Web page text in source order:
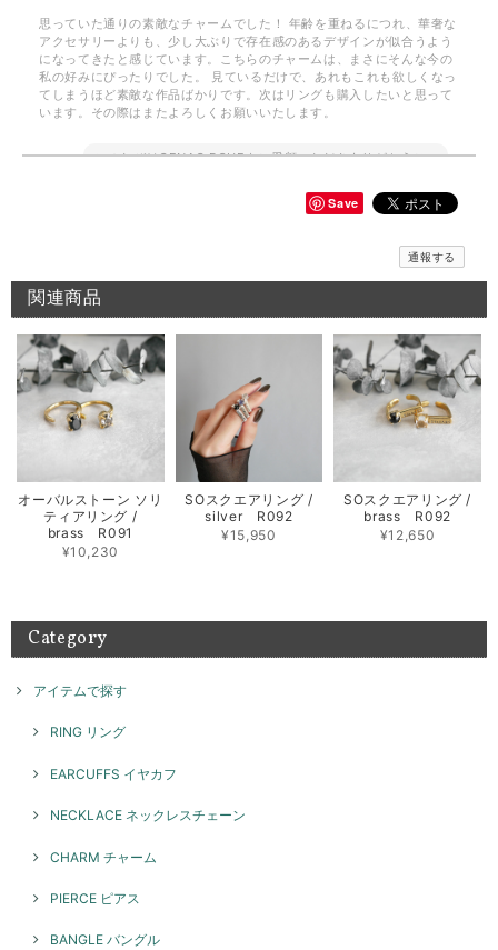
思っていた通りの素敵なチャームでした！ 年齢を重ねるにつれ、華奢な
アクセサリーよりも、少し大ぶりで存在感のあるデザインが似合うよう
になってきたと感じています。こちらのチャームは、まさにそんな今の
私の好みにぴったりでした。 見ているだけで、あれもこれも欲しくなっ
てしまうほど素敵な作品ばかりです。次はリングも購入したいと思って
います。その際はまたよろしくお願いいたします。
このたびはGENAC ROUEをご愛顧いただきありがとうご
GENAC ROUEでは自分好みに重ね付けしてボリューム感
をプラス出来たり、ワンポイントでお手持ちのアイテムと
リングをお試しくださいませ。また、何かございましたら
メッセージバングル / silver B018
2026/06/10
期待通りのお品でとてもうれしいです 先月このシリーズのリングを横浜
で購入してとても気に入ったのでバングルも欲しくなりました 次回横浜
POP UPまで待てないのでこちらで購入出来て よかったです 孫がいる年
齢ですが、このリング＆バングルを身に付けて かっこいいBABA目指し
ます！
お気に召して頂き大変嬉しく思います。 横浜のイベントご
とてもかわいいです！ 重ね付けにまた他のリングも揃えていきたいで
ざいました。 お気に召して頂き大変嬉しく思います。たく
で楽しんでいただけるリングですのでぜひ、また機会がご
ざいましたらよろしくお願いいたします。
Save
通報する
関連商品
オーバルストーン ソリ
ティアリング /
brass R091
¥10,230
SOスクエアリング /
silver R092
¥15,950
SOスクエアリング /
brass R092
¥12,650
Category
アイテムで探す
RING リング
EARCUFFS イヤカフ
NECKLACE ネックレスチェーン
CHARM チャーム
PIERCE ピアス
BANGLE バングル